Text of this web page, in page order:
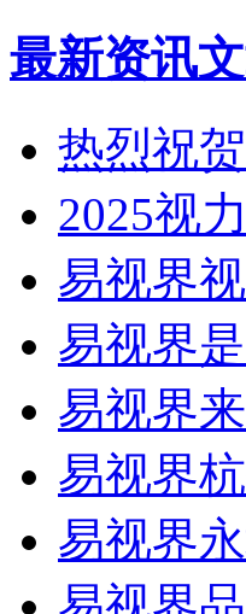
最新资讯
热烈祝
2025视
易视界
易视界
易视界
易视界
易视界